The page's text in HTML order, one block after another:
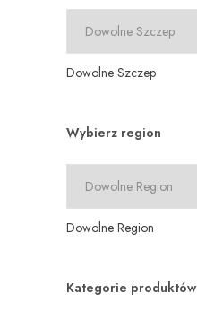
Dowolne Szczep
Wybierz region
Dowolne Region
Kategorie produktów